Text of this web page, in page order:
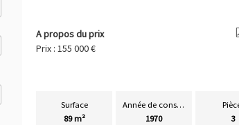
A propos du prix
Prix : 155 000 €
Surface
89 m²
Année de construction
1970
3